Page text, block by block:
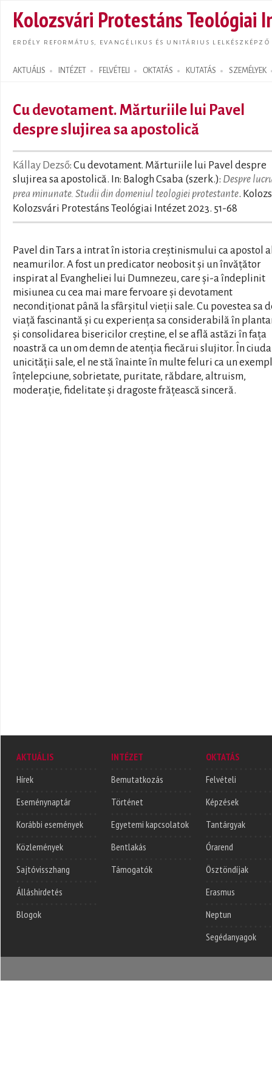
Kolozsvári Protestáns Teológiai
ERDÉLY REFORMÁTUS, EVANGÉLIKUS ÉS UNITÁRIUS LELKÉSZKÉPZŐ
AKTUÁLIS INTÉZET FELVÉTELI OKTATÁS KUTATÁS SZEMÉLYEK
Search form
Cu devotament. Mărturiile lui Pavel
despre slujirea sa apostolică
Kállay Dezső: Cu devotament. Mărturiile lui Pavel despre
slujirea sa apostolică. In: Balogh Csaba (szerk.): Despre
prea minunate. Studii din domeniul teologiei protestante.
Kolozsvári Protestáns Teológiai Intézet 2023. 51-68
Pavel din Tars a intrat în istoria creștinismului ca apostol
neamurilor. A fost un predicator neobosit și un învățător
inspirat al Evangheliei lui Dumnezeu, care și-a îndeplinit
misiunea cu cea mai mare fervoare și devotament
necondiționat până la sfârșitul vieții sale. Cu povestea sa
viață fascinantă și cu experiența sa considerabilă în
și consolidarea bisericilor creștine, el se află astăzi în fața
noastră ca un om demn de atenția fiecărui slujitor. În ciuda
unicității sale, el ne stă înainte în multe feluri ca un
înțelepciune, sobrietate, puritate, răbdare, altruism,
moderație, fidelitate și dragoste frățească sinceră.
AKTUÁLIS
Hírek
Eseménynaptár
Korábbi események
Közlemények
Sajtóvisszhang
Álláshirdetés
Blogok
INTÉZET
Bemutatkozás
Történet
Egyetemi kapcsolatok
Bentlakás
Támogatók
OKTATÁS
Felvételi
Képzések
Tantárgyak
Órarend
Ösztöndíjak
Erasmus
Neptun
Segédanyagok